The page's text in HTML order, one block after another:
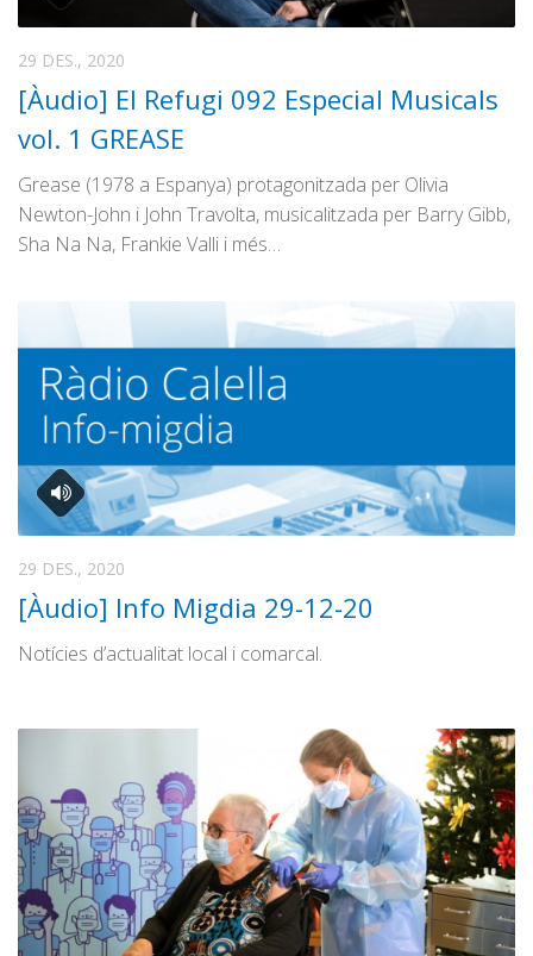
Pòdcasts
Vídeos
Graella
Publicitat
Contacte
29 DES., 2020
[Àudio] El Refugi 092 Especial Musicals
vol. 1 GREASE
Grease (1978 a Espanya) protagonitzada per Olivia
Newton-John i John Travolta, musicalitzada per Barry Gibb,
Sha Na Na, Frankie Valli i més…
29 DES., 2020
[Àudio] Info Migdia 29-12-20
Notícies d’actualitat local i comarcal.